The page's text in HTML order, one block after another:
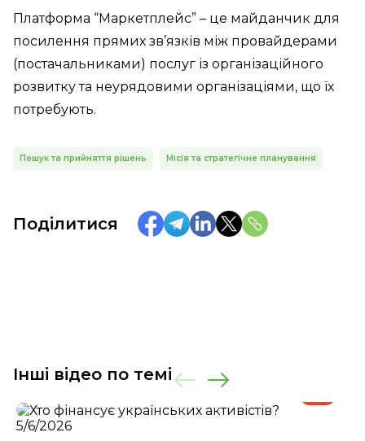
Платформа “Маркетплейс” – це майданчик для
посилення прямих зв’язків між провайдерами
(постачальниками) послуг із організаційного
розвитку та неурядовими організаціями, що їх
потребують.
Пошук та прийняття рішень Місія та стратегічне планування
Поділитися
Інші відео по темі
5/6/2026